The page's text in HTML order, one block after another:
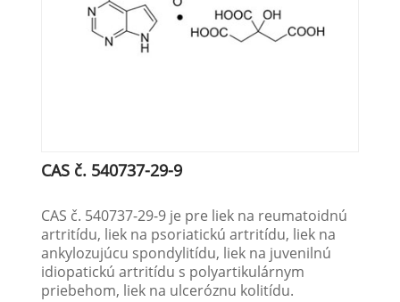
CAS č. 540737-29-9
CAS č. 540737-29-9 je pre liek na reumatoidnú
artritídu, liek na psoriatickú artritídu, liek na
ankylozujúcu spondylitídu, liek na juvenilnú
idiopatickú artritídu s polyartikulárnym
priebehom, liek na ulceróznu kolitídu.